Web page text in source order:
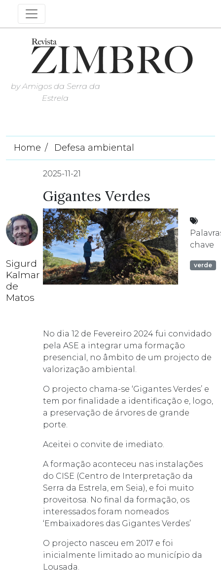
by Amigos da Serra da
Estrela
Home Defesa ambiental
Sigurd
Kalmar
de
Matos
2025-11-21
Gigantes Verdes
chave
verde
No dia 12 de Fevereiro 2024 fui convidado
pela ASE a integrar uma formação
presencial, no âmbito de um projecto de
valorização ambiental.
O projecto chama-se ‘Gigantes Verdes’ e
tem por finalidade a identificação e, logo,
a preservação de árvores de grande
porte.
Aceitei o convite de imediato.
A formação aconteceu nas instalações
do CISE (Centro de Interpretação da
Serra da Estrela, em Seia), e foi muito
proveitosa. No final da formação, os
interessados foram nomeados
‘Embaixadores das Gigantes Verdes’
O projecto nasceu em 2017 e foi
inicialmente limitado ao município da
Lousada.